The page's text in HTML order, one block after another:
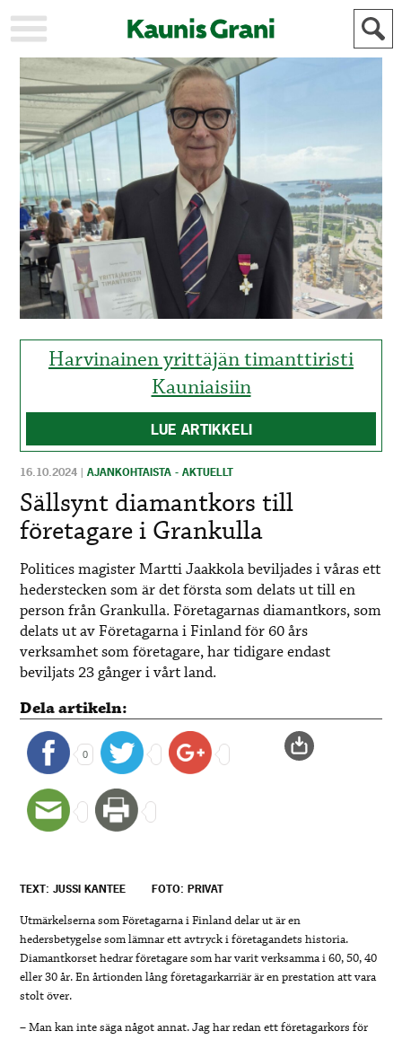
KAUPUNKI
STADEN
AJANKOHTAISTA
AKTUELLT
URHEILU
IDROTT
KULTTUURI
KULTUR
HISTORIA
HISTORIA
YLEINEN
ALLMÄN
MAINOSTAJILLE
FÖR
ANNONSÖRER
Harvinainen yrittäjän timanttiristi
Kauniaisiin
LUE ARTIKKELI
16.10.2024 |AJANKOHTAISTA - AKTUELLT
Sällsynt diamantkors till
företagare i Grankulla
Politices magister Martti Jaakkola beviljades i våras ett
hederstecken som är det första som delats ut till en
person från Grankulla. Företagarnas diamantkors, som
delats ut av Företagarna i Finland för 60 års
verksamhet som företagare, har tidigare endast
beviljats 23 gånger i vårt land.
Dela artikeln:
0
TEXT: JUSSI KANTEE FOTO: PRIVAT
Utmärkelserna som Företagarna i Finland delar ut är en
hedersbetygelse som lämnar ett avtryck i företagandets historia.
Diamantkorset hedrar företagare som har varit verksamma i 60, 50, 40
eller 30 år. En årtionden lång företagarkarriär är en prestation att vara
stolt över.
– Man kan inte säga något annat. Jag har redan ett företagarkors för